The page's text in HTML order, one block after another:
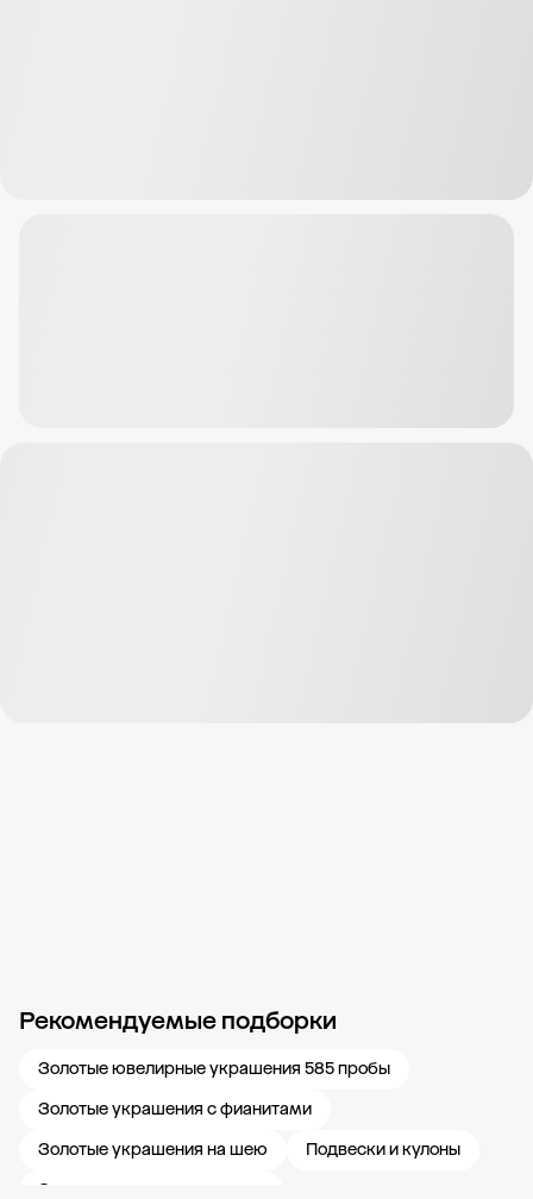
Рекомендуемые подборки
Золотые ювелирные украшения 585 пробы
Золотые украшения с фианитами
Золотые украшения на шею
Подвески и кулоны
Золотые подвески и кулоны
Новости компании Журнал ЗОЛОТОЙ Блог